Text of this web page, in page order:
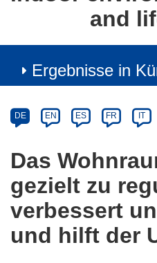
and
Ergebnisse in
Category
Article
available
the
following
languages:
DE EN ES FR IT
Das
gezielt zu
verbessert
und hilft der